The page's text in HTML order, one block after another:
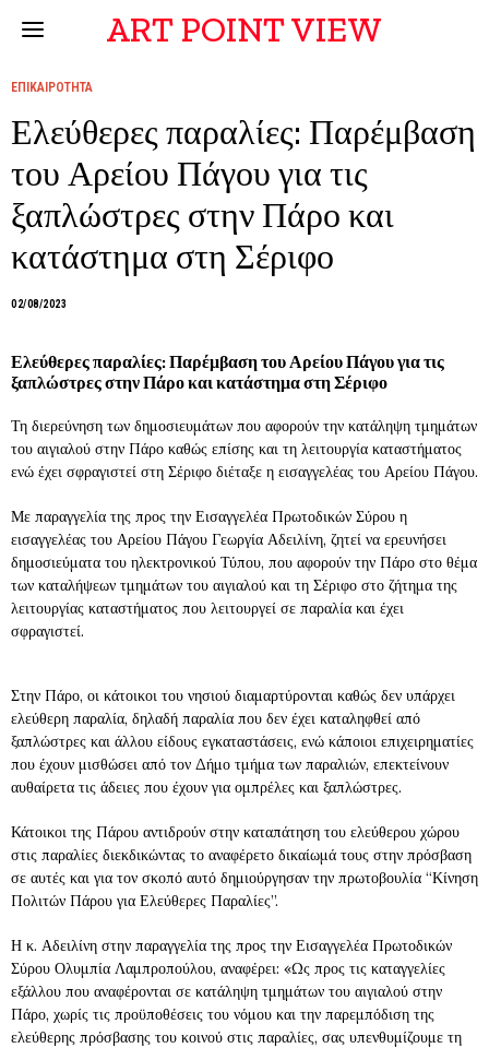
ART POINT VIEW
ΕΠΙΚΑΙΡΟΤΗΤΑ
Ελεύθερες παραλίες: Παρέμβαση
του Αρείου Πάγου για τις
ξαπλώστρες στην Πάρο και
κατάστημα στη Σέριφο
02/08/2023
Ελεύθερες παραλίες: Παρέμβαση του Αρείου Πάγου για τις
ξαπλώστρες στην Πάρο και κατάστημα στη Σέριφο
Τη διερεύνηση των δημοσιευμάτων που αφορούν την κατάληψη τμημάτων
του αιγιαλού στην Πάρο καθώς επίσης και τη λειτουργία καταστήματος
ενώ έχει σφραγιστεί στη Σέριφο διέταξε η εισαγγελέας του Αρείου Πάγου.
Με παραγγελία της προς την Εισαγγελέα Πρωτοδικών Σύρου η
εισαγγελέας του Αρείου Πάγου Γεωργία Αδειλίνη, ζητεί να ερευνήσει
δημοσιεύματα του ηλεκτρονικού Τύπου, που αφορούν την Πάρο στο θέμα
των καταλήψεων τμημάτων του αιγιαλού και τη Σέριφο στο ζήτημα της
λειτουργίας καταστήματος που λειτουργεί σε παραλία και έχει
σφραγιστεί.
Στην Πάρο, οι κάτοικοι του νησιού διαμαρτύρονται καθώς δεν υπάρχει
ελεύθερη παραλία, δηλαδή παραλία που δεν έχει καταληφθεί από
ξαπλώστρες και άλλου είδους εγκαταστάσεις, ενώ κάποιοι επιχειρηματίες
που έχουν μισθώσει από τον Δήμο τμήμα των παραλιών, επεκτείνουν
αυθαίρετα τις άδειες που έχουν για ομπρέλες και ξαπλώστρες.
Κάτοικοι της Πάρου αντιδρούν στην καταπάτηση του ελεύθερου χώρου
στις παραλίες διεκδικώντας το αναφέρετο δικαίωμά τους στην πρόσβαση
σε αυτές και για τον σκοπό αυτό δημιούργησαν την πρωτοβουλία “Κίνηση
Πολιτών Πάρου για Ελεύθερες Παραλίες”.
Η κ. Αδειλίνη στην παραγγελία της προς την Εισαγγελέα Πρωτοδικών
Σύρου Ολυμπία Λαμπροπούλου, αναφέρει: «Ως προς τις καταγγελίες
εξάλλου που αναφέρονται σε κατάληψη τμημάτων του αιγιαλού στην
Πάρο, χωρίς τις προϋποθέσεις του νόμου και την παρεμπόδιση της
ελεύθερης πρόσβασης του κοινού στις παραλίες, σας υπενθυμίζουμε τη